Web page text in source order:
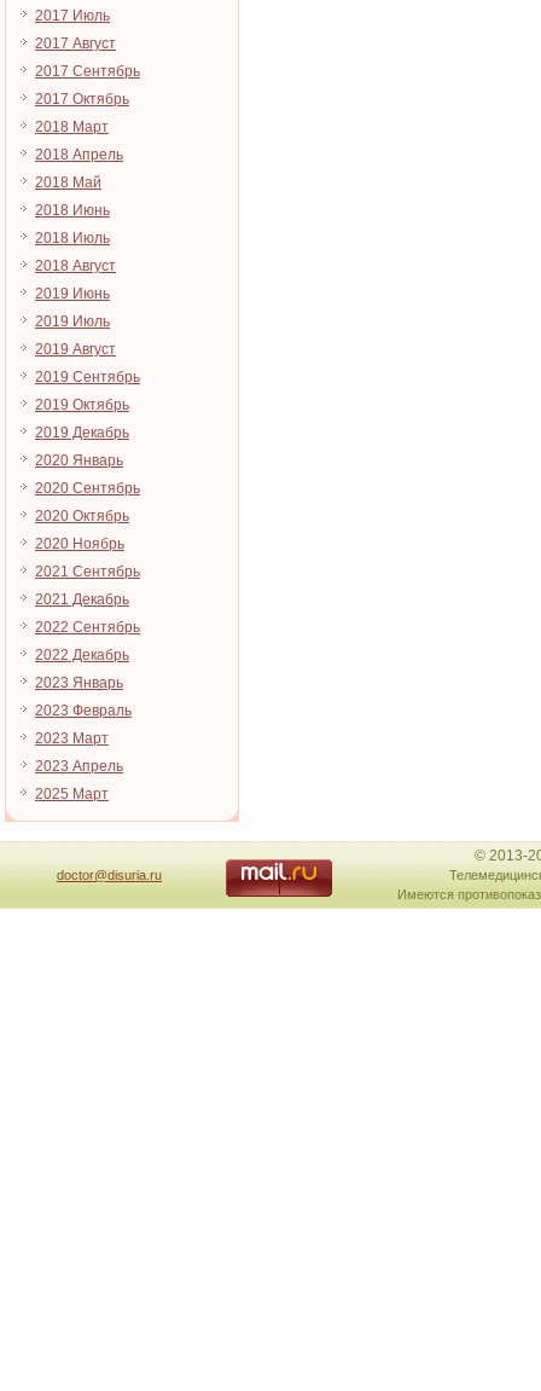
2017 Июль
2017 Август
2017 Сентябрь
2017 Октябрь
2018 Март
2018 Апрель
2018 Май
2018 Июнь
2018 Июль
2018 Август
2019 Июнь
2019 Июль
2019 Август
2019 Сентябрь
2019 Октябрь
2019 Декабрь
2020 Январь
2020 Сентябрь
2020 Октябрь
2020 Ноябрь
2021 Сентябрь
2021 Декабрь
2022 Сентябрь
2022 Декабрь
2023 Январь
2023 Февраль
2023 Март
2023 Апрель
2025 Март
doctor@disuria.ru
© 2013-
Имеются